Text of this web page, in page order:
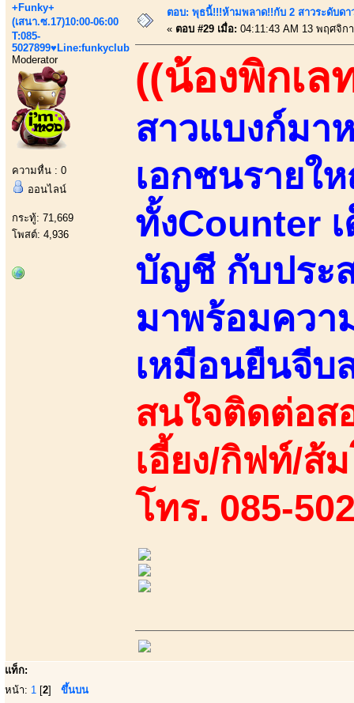
+Funky+
(เสนา.ซ.17)10:00-06:00
T:085-
5027899♥Line:funkyclub
Moderator
ความหื่น : 0
ออนไลน์
กระทู้: 71,669
โพสต์: 4,936
ตอบ: พุธนี้!!!ห้ามพลาด!!กับ 2 สาวระดับดา
« ตอบ #29 เมื่อ: 04:11:43 AM 13 พฤศจิก
((น้องพิกเล
สาวแบงก์มา
เอกชนรายใ
ทั้งCounter
บัญชี กับประ
มาพร้อมควา
เหมือนยืนจีบ
สนใจติดต่อส
เอี้ยง/กิฟท์/ส้
โทร. 085-
แท็ก:
หน้า: 1 [2] ขึ้นบน